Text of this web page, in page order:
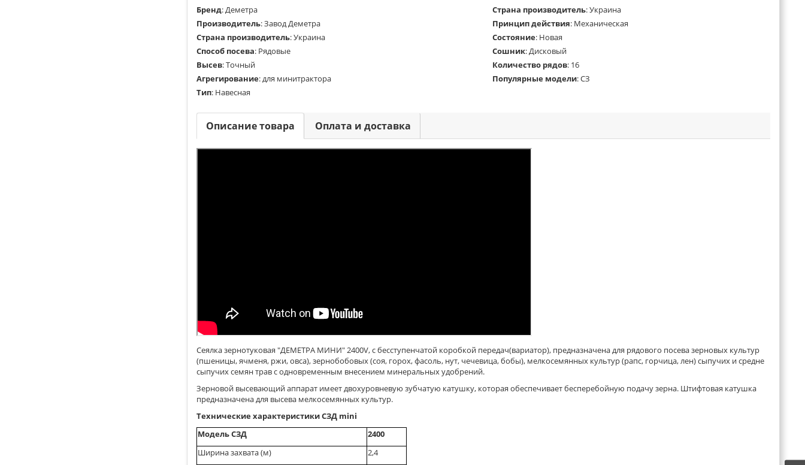
Бренд:Деметра Страна производитель:Украина
Производитель:Завод Деметра Принцип действия: Механическая
Страна производитель:Украина Состояние: Новая
Способ посева: Рядовые Сошник:Дисковый
Высев:Точный Количество рядов: 16
Агрегирование:для минитрактора Популярные модели:СЗ
Тип: Навесная
Описание товара Оплата и доставка
Сеялка зернотуковая "ДЕМЕТРА МИНИ" 2400V, c бесступенчатой коробкой передач(вариатор), предназначена для рядового посева зерновых культур
(пшеницы, ячменя, ржи, овса), зернобобовых (соя, горох, фасоль, нут, чечевица, бобы), мелкосемянных культур (рапс, горчица, лен) сыпучих и средне
сыпучих семян трав с одновременным внесением минеральных удобрений.
Зерновой высевающий аппарат имеет двохуровневую зубчатую катушку, которая обеспечивает бесперебойную подачу зерна. Штифтовая катушка
предназначена для высева мелкосемянных культур.
Технические характеристики СЗД mini
Модель СЗД
2400
Ширина захвата (м)
2,4